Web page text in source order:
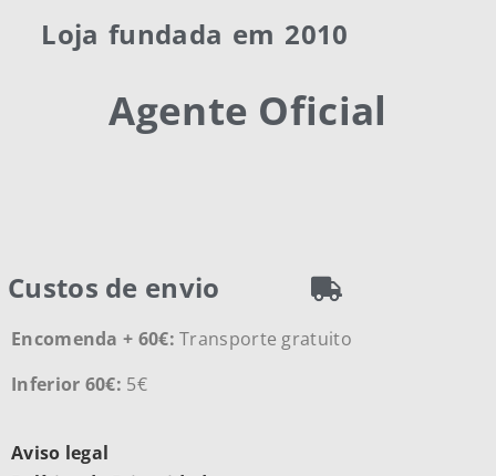
Loja fundada em 2010
Agente Oficial
Custos de envio
Encomenda + 60€:Transporte gratuito
Inferior 60€: 5€
Aviso legal